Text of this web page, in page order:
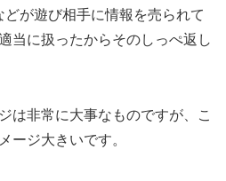
どが遊び相手に情報を売られて
当に扱ったからそのしっぺ返し
は非常に大事なものですが、こ
ージ大きいです。